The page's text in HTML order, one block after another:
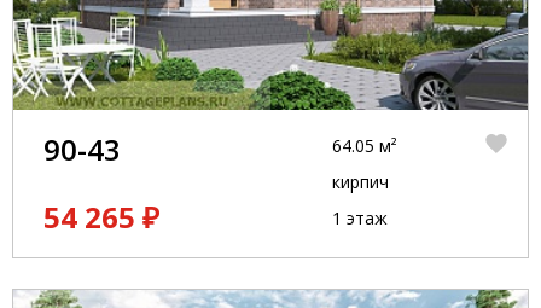
90-43
54 265 ₽
64.05 м²
кирпич
1 этаж